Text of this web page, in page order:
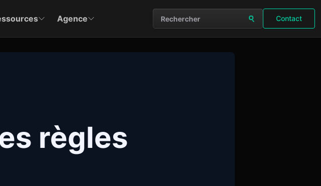
Agence
Rechercher sur le site
Contact
règles